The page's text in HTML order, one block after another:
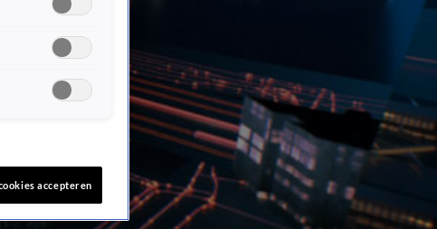
accepteren